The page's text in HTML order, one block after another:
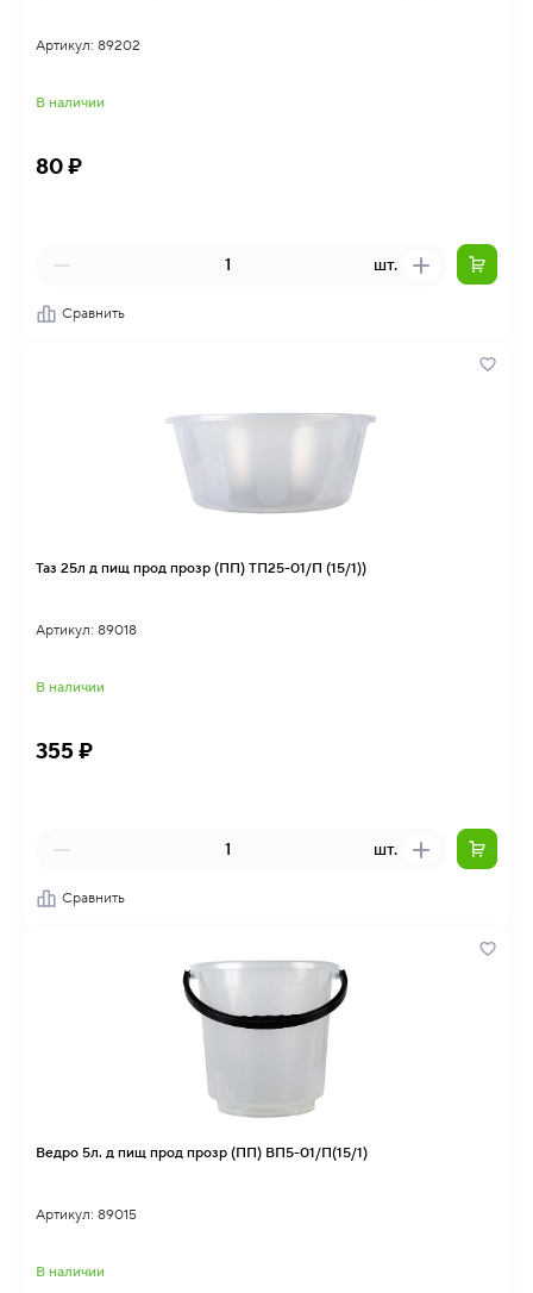
Артикул: 89202
В наличии
80 ₽
шт.
Сравнить
Таз 25л д пищ прод прозр (ПП) ТП25-01/П (15/1))
Артикул: 89018
В наличии
355 ₽
шт.
Сравнить
Ведро 5л. д пищ прод прозр (ПП) ВП5-01/П(15/1)
Артикул: 89015
В наличии